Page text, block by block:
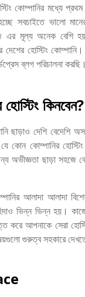
কোম্পানির মধ্যে প্রথম
সবচাইতে ভালো
এর মূল্য অনেক
হোস্টিং
ব্লগ পরিচালনা করছি।
কিনবেন?
ছাড়াও দেশি বেদেশি
কোন কোম্পানির
অভীজ্ঞতা ছাড়া সহজে
আলাদা আলাদা
ভিন্ন ভিন্ন হয়।
করে আপনাকে সেরা
গুরুত্ব সহকারে